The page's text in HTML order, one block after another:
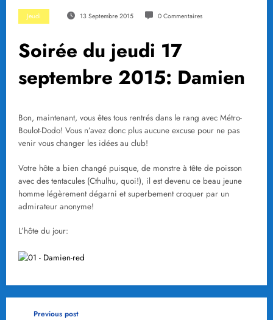
Jeudi 13 Septembre 2015 0 Commentaires
Soirée du jeudi 17
septembre 2015: Damien
Bon, maintenant, vous êtes tous rentrés dans le rang avec Métro-
Boulot-Dodo! Vous n’avez donc plus aucune excuse pour ne pas
venir vous changer les idées au club!
Votre hôte a bien changé puisque, de monstre à tête de poisson
avec des tentacules (Cthulhu, quoi!), il est devenu ce beau jeune
homme légèrement dégarni et superbement croquer par un
admirateur anonyme!
L’hôte du jour:
Previous post